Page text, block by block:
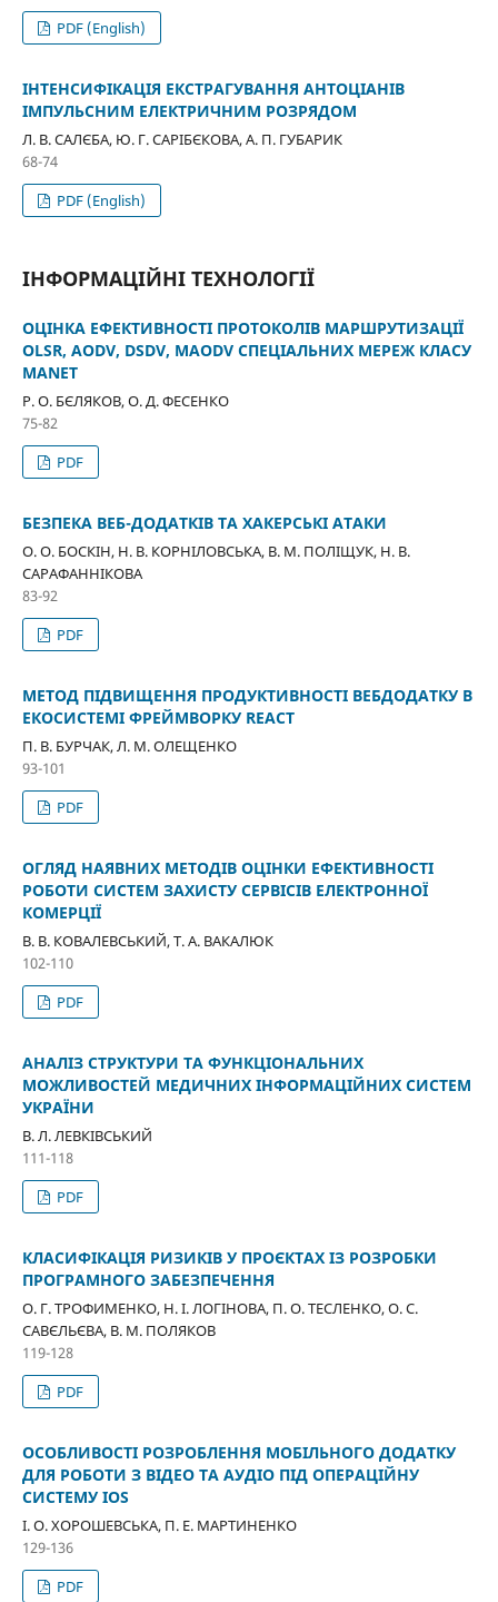
PDF (English)
ІНТЕНСИФІКАЦІЯ ЕКСТРАГУВАННЯ АНТОЦІАНІВ
ІМПУЛЬСНИМ ЕЛЕКТРИЧНИМ РОЗРЯДОМ
Л. В. САЛЄБА, Ю. Г. САРІБЄКОВА, А. П. ГУБАРИК
68-74
PDF (English)
ІНФОРМАЦІЙНІ ТЕХНОЛОГІЇ
ОЦІНКА ЕФЕКТИВНОСТІ ПРОТОКОЛІВ МАРШРУТИЗАЦІЇ
OLSR, AODV, DSDV, MAODV СПЕЦІАЛЬНИХ МЕРЕЖ КЛАСУ
MANET
Р. О. БЄЛЯКОВ, О. Д. ФЕСЕНКО
75-82
PDF
БЕЗПЕКА ВЕБ-ДОДАТКІВ ТА ХАКЕРСЬКІ АТАКИ
О. О. БОСКІН, Н. В. КОРНІЛОВСЬКА, В. М. ПОЛІЩУК, Н. В.
САРАФАННІКОВА
83-92
PDF
МЕТОД ПІДВИЩЕННЯ ПРОДУКТИВНОСТІ ВЕБДОДАТКУ В
ЕКОСИСТЕМІ ФРЕЙМВОРКУ REACT
П. В. БУРЧАК, Л. М. ОЛЕЩЕНКО
93-101
PDF
ОГЛЯД НАЯВНИХ МЕТОДІВ ОЦІНКИ ЕФЕКТИВНОСТІ
РОБОТИ СИСТЕМ ЗАХИСТУ СЕРВІСІВ ЕЛЕКТРОННОЇ
КОМЕРЦІЇ
В. В. КОВАЛЕВСЬКИЙ, Т. А. ВАКАЛЮК
102-110
PDF
АНАЛІЗ СТРУКТУРИ ТА ФУНКЦІОНАЛЬНИХ
МОЖЛИВОСТЕЙ МЕДИЧНИХ ІНФОРМАЦІЙНИХ СИСТЕМ
УКРАЇНИ
В. Л. ЛЕВКІВСЬКИЙ
111-118
PDF
КЛАСИФІКАЦІЯ РИЗИКІВ У ПРОЄКТАХ ІЗ РОЗРОБКИ
ПРОГРАМНОГО ЗАБЕЗПЕЧЕННЯ
О. Г. ТРОФИМЕНКО, Н. І. ЛОГІНОВА, П. О. ТЕСЛЕНКО, О. С.
САВЄЛЬЄВА, В. М. ПОЛЯКОВ
119-128
PDF
ОСОБЛИВОСТІ РОЗРОБЛЕННЯ МОБІЛЬНОГО ДОДАТКУ
ДЛЯ РОБОТИ З ВІДЕО ТА АУДІО ПІД ОПЕРАЦІЙНУ
СИСТЕМУ IOS
І. О. ХОРОШЕВСЬКА, П. Е. МАРТИНЕНКО
129-136
PDF